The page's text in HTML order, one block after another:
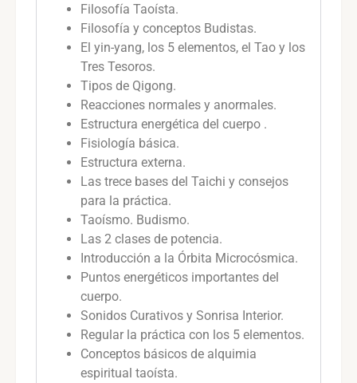
Filosofía Taoísta.
Filosofía y conceptos Budistas.
El yin-yang, los 5 elementos, el Tao y los
Tres Tesoros.
Tipos de Qigong.
Reacciones normales y anormales.
Estructura energética del cuerpo .
Fisiología básica.
Estructura externa.
Las trece bases del Taichi y consejos
para la práctica.
Taoísmo. Budismo.
Las 2 clases de potencia.
Introducción a la Órbita Microcósmica.
Puntos energéticos importantes del
cuerpo.
Sonidos Curativos y Sonrisa Interior.
Regular la práctica con los 5 elementos.
Conceptos básicos de alquimia
espiritual taoísta.